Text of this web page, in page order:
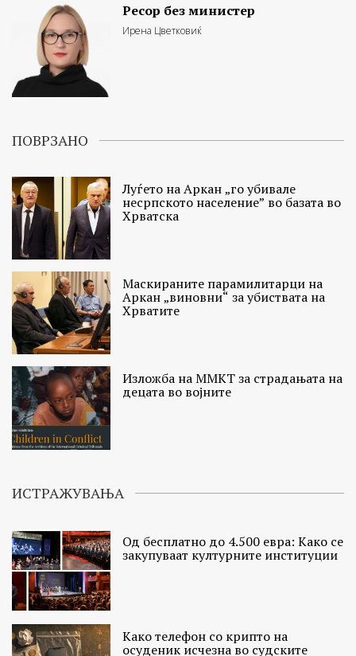
Ресор без министер
Ирена Цветковиќ
ПОВРЗАНО
Луѓето на Аркан „го убивале
несрпското население” во базата во
Хрватска
Маскираните парамилитарци на
Аркан „виновни“ за убиствата на
Хрватите
Изложба на ММКТ за страдањата на
децата во војните
ИСТРАЖУВАЊА
Од бесплатно до 4.500 евра: Како се
закупуваат културните институции
Како телефон со крипто на
осуденик исчезна во судските